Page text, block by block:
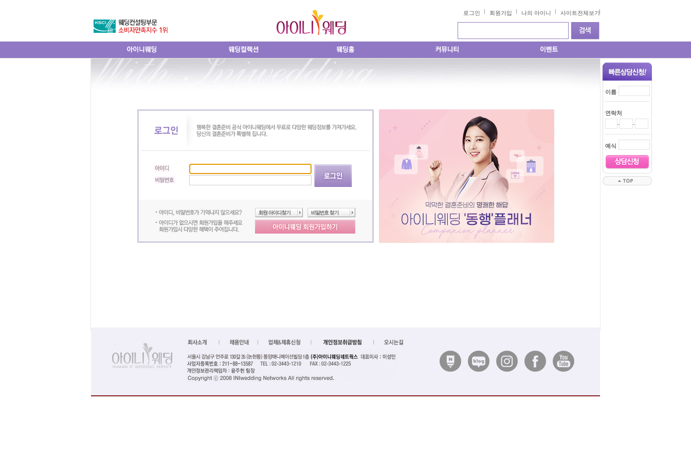
로그인 회원가입 나의 아이니 사이트전체보기
이름
연락처
- -
예식